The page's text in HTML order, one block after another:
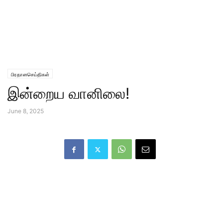
பிரதானசெய்திகள்
இன்றைய வானிலை!
June 8, 2025